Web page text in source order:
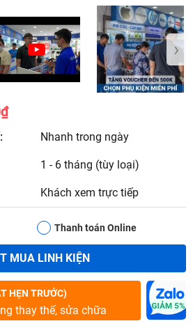
›
Nhanh trong ngày
1 - 6 tháng (tùy loại)
Khách xem trực tiếp
Thanh toán Online
MUA LINH KIỆN
HẸN TRƯỚC)
thay thế, sửa chữa